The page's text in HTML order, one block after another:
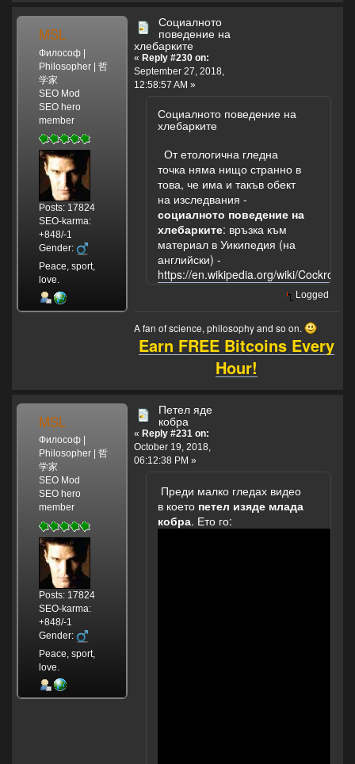
MSL
Философ |
Philosopher | 哲
学家
SEO Mod
SEO hero
member
Posts: 17824
SEO-karma:
+848/-1
Gender:
Peace, sport,
love.
Социалното
поведение на
хлебарките
« Reply #230 on:
September 27, 2018,
12:58:57 AM »
Социалното поведение на
хлебарките
От етологична гледна
точка няма нищо странно в
това, че има и такъв обект
на изследвания -
социалното поведение на
хлебарките: връзка към
материал в Уикипедия (на
английски) -
https://en.wikipedia.org/wiki/
Logged
A fan of science, philosophy and so on.
Earn FREE Bitcoins Every
Hour!
MSL
Философ |
Philosopher | 哲
学家
SEO Mod
SEO hero
member
Posts: 17824
SEO-karma:
+848/-1
Gender:
Peace, sport,
love.
Петел яде
кобра
« Reply #231 on:
October 19, 2018,
06:12:38 PM »
Преди малко гледах видео
в което петел изяде млада
кобра. Ето го: